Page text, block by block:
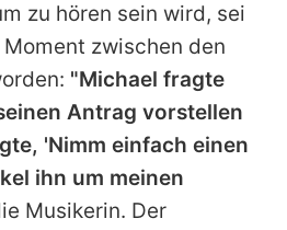
Impressum
verwalten
zu hören sein wird, sei
zwischen den
"Michael fragte
Antrag vorstellen
'Nimm einfach einen
ihn um meinen
Musikerin. Der